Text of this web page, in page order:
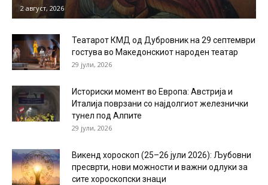
2 август, 2026
Театарот КМД од Дубровник на 29 септември
гостува во Македонскиот народен театар
29 јули, 2026
Историски момент во Европа: Австрија и
Италија поврзани со најдолгиот железнички
тунел под Алпите
29 јули, 2026
Викенд хороскоп (25–26 јули 2026): Љубовни
пресврти, нови можности и важни одлуки за
сите хороскопски знаци